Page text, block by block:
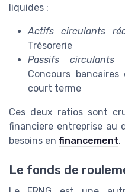
liquides :
Actifs circulants
Trésorerie
Passifs circulants
Concours
court terme
Ces deux ratios sont
financiere entreprise au
besoins en financement.
Le fonds de